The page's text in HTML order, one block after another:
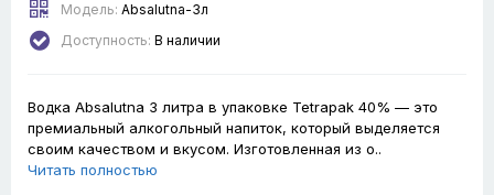
Модель: Absalutna-3л
Доступность: В наличии
Водка Absalutna 3 литра в упаковке Tetrapak 40% — это
премиальный алкогольный напиток, который выделяется
своим качеством и вкусом. Изготовленная из о..
Читать полностью